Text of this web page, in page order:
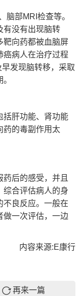
部MRI检查等。
有没有出现脑转
靶向药都被血脑屏
癌病人在治疗过程
发现脑转移，采取
肝功能、肾功能
药的毒副作用太
后的感受，并且
综合评估病人的身
不良反应。一般在
做一次评估，一边
内容来源:E康行
再来一篇